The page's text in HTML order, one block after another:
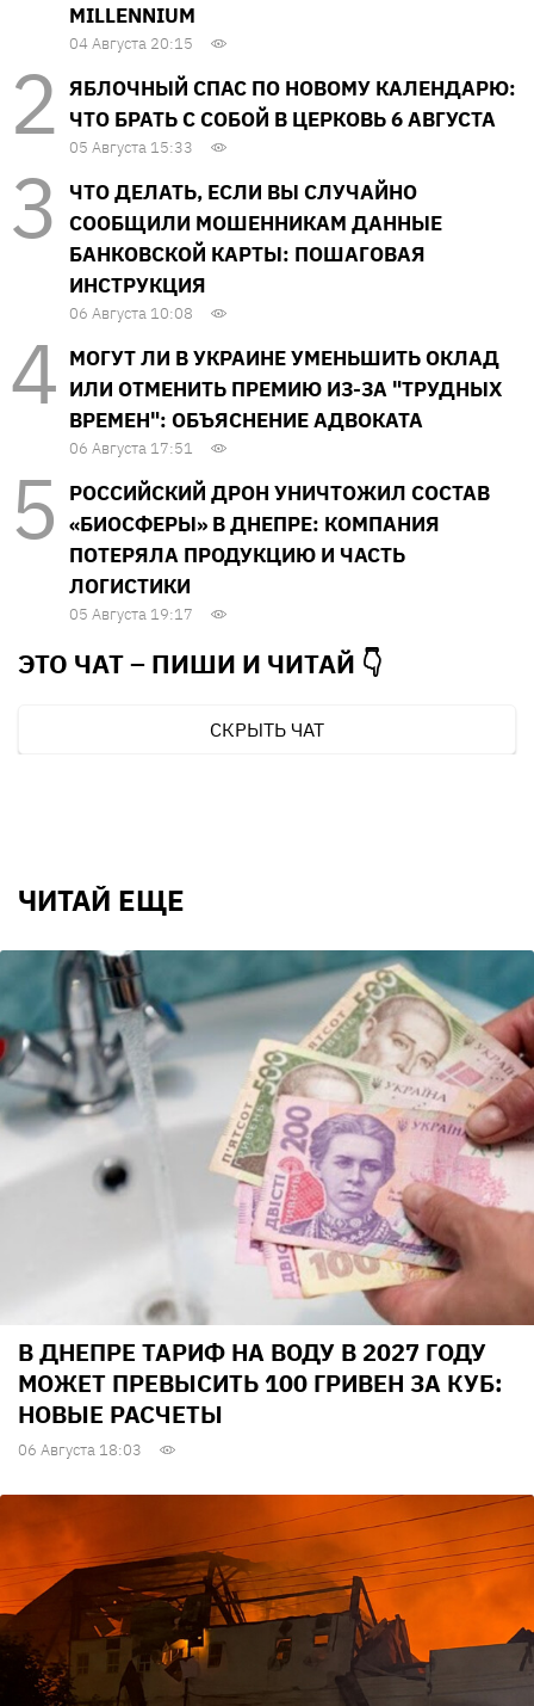
MILLENNIUM
04 Августа 20:15
ЯБЛОЧНЫЙ СПАС ПО НОВОМУ КАЛЕНДАРЮ:
ЧТО БРАТЬ С СОБОЙ В ЦЕРКОВЬ 6 АВГУСТА
05 Августа 15:33
ЧТО ДЕЛАТЬ, ЕСЛИ ВЫ СЛУЧАЙНО
СООБЩИЛИ МОШЕННИКАМ ДАННЫЕ
БАНКОВСКОЙ КАРТЫ: ПОШАГОВАЯ
ИНСТРУКЦИЯ
06 Августа 10:08
МОГУТ ЛИ В УКРАИНЕ УМЕНЬШИТЬ ОКЛАД
ИЛИ ОТМЕНИТЬ ПРЕМИЮ ИЗ-ЗА "ТРУДНЫХ
ВРЕМЕН": ОБЪЯСНЕНИЕ АДВОКАТА
06 Августа 17:51
РОССИЙСКИЙ ДРОН УНИЧТОЖИЛ СОСТАВ
«БИОСФЕРЫ» В ДНЕПРЕ: КОМПАНИЯ
ПОТЕРЯЛА ПРОДУКЦИЮ И ЧАСТЬ
ЛОГИСТИКИ
05 Августа 19:17
ЭТО ЧАТ – ПИШИ И ЧИТАЙ 👇
СКРЫТЬ ЧАТ
ЧИТАЙ ЕЩЕ
В ДНЕПРЕ ТАРИФ НА ВОДУ В 2027 ГОДУ
МОЖЕТ ПРЕВЫСИТЬ 100 ГРИВЕН ЗА КУБ:
НОВЫЕ РАСЧЕТЫ
06 Августа 18:03